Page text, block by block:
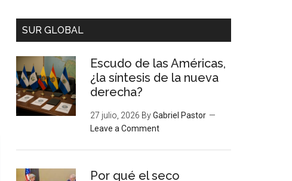
SUR GLOBAL
Escudo de las Américas,
¿la síntesis de la nueva
derecha?
27 julio, 2026 ByGabriel Pastor
Leave a Comment
Por qué el seco